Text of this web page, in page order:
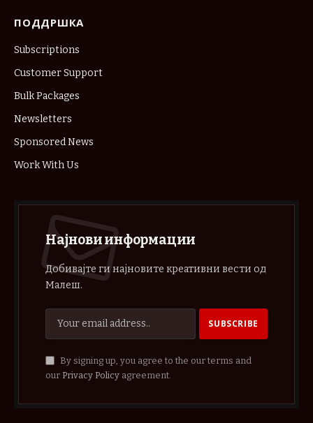
ПОДДРШКА
Subscriptions
Customer Support
Bulk Packages
Newsletters
Sponsored News
Work With Us
Најнови информации
Добивајте ги најновите креативни вести од
Малеш.
By signing up, you agree to the our terms and
our Privacy Policyagreement.